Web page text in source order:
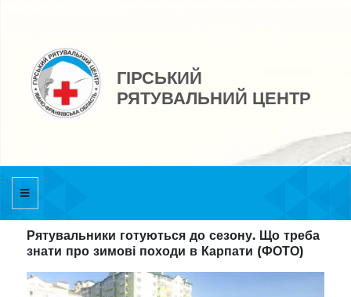
ГІРСЬКИЙ
РЯТУВАЛЬНИЙ ЦЕНТР
Рятувальники готуються до сезону. Що треба
знати про зимові походи в Карпати (ФОТО)